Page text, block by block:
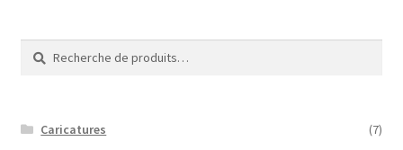
Recherche
pour :
Recherche
Caricatures
(7)